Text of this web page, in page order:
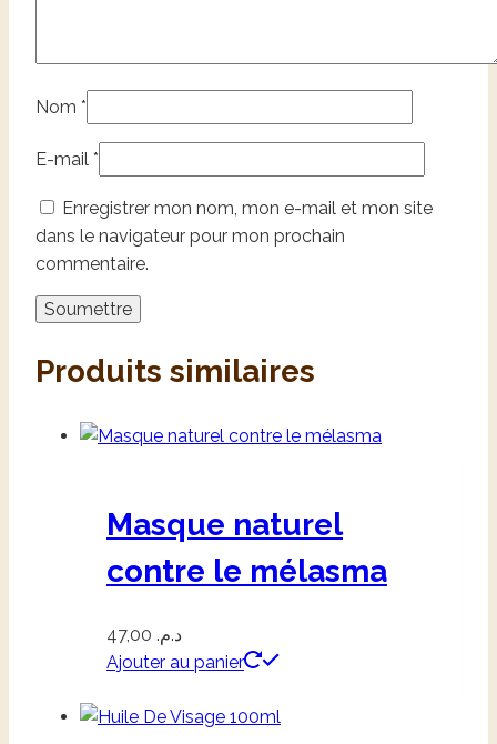
Nom *
E-mail *
Enregistrer mon nom, mon e-mail et mon site
dans le navigateur pour mon prochain
commentaire.
Produits similaires
Masque naturel
contre le mélasma
د.م.
Ajouter au panier